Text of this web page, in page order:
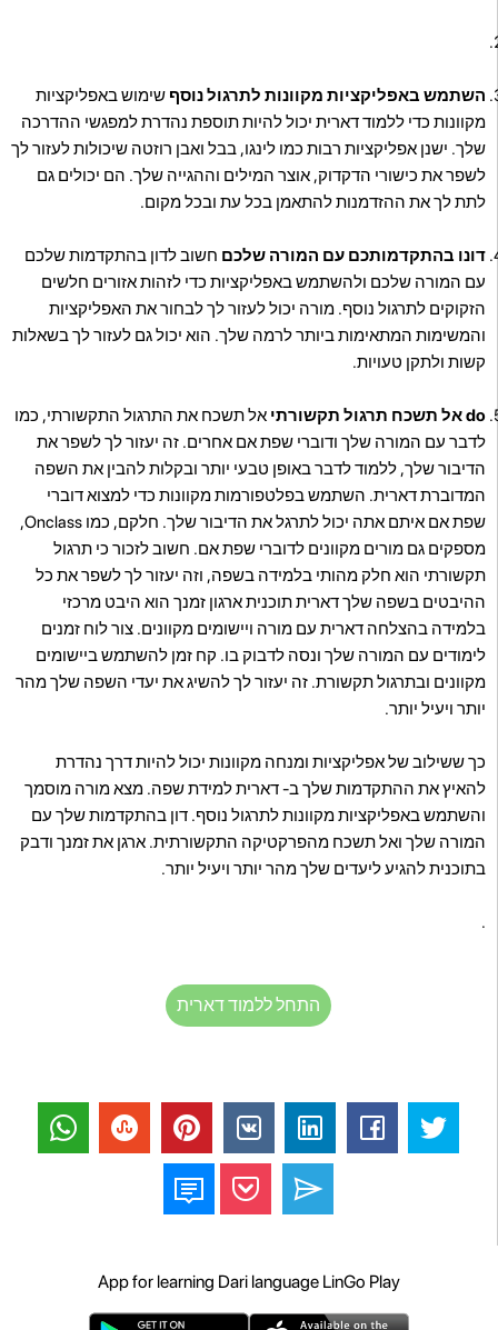
השתמש באפליקציות מקוונות לתרגול נוסף שימוש באפליקציות
מקוונות כדי ללמוד דארית יכול להיות תוספת נהדרת למפגשי ההדרכה
שלך. ישנן אפליקציות רבות כמו לינגו, בבל ואבן רוזטה שיכולות לעזור לך
לשפר את כישורי הדקדוק, אוצר המילים וההגייה שלך. הם יכולים גם
לתת לך את ההזדמנות להתאמן בכל עת ובכל מקום.
דונו בהתקדמותכם עם המורה שלכם חשוב לדון בהתקדמות שלכם
עם המורה שלכם ולהשתמש באפליקציות כדי לזהות אזורים חלשים
הזקוקים לתרגול נוסף. מורה יכול לעזור לך לבחור את האפליקציות
והמשימות המתאימות ביותר לרמה שלך. הוא יכול גם לעזור לך בשאלות
קשות ולתקן טעויות.
do אל תשכח תרגול תקשורתי
אל תשכח את התרגול התקשורתי, כמו
לדבר עם המורה שלך ודוברי שפת אם אחרים. זה יעזור לך לשפר את
הדיבור שלך, ללמוד לדבר באופן טבעי יותר ובקלות להבין את השפה
המדוברת דארית. השתמש בפלטפורמות מקוונות כדי למצוא דוברי
שפת אם איתם אתה יכול לתרגל את הדיבור שלך. חלקם, כמו Onclass,
מספקים גם מורים מקוונים לדוברי שפת אם. חשוב לזכור כי תרגול
תקשורתי הוא חלק מהותי בלמידה בשפה, וזה יעזור לך לשפר את כל
ההיבטים בשפה שלך דארית תוכנית ארגון זמנך הוא היבט מרכזי
בלמידה בהצלחה דארית עם מורה ויישומים מקוונים. צור לוח זמנים
לימודים עם המורה שלך ונסה לדבוק בו. קח זמן להשתמש ביישומים
מקוונים ובתרגול תקשורת. זה יעזור לך להשיג את יעדי השפה שלך מהר
יותר ויעיל יותר.
כך ששילוב של אפליקציות ומנחה מקוונות יכול להיות דרך נהדרת
להאיץ את ההתקדמות שלך ב- דארית למידת שפה. מצא מורה מוסמך
והשתמש באפליקציות מקוונות לתרגול נוסף. דון בהתקדמות שלך עם
המורה שלך ואל תשכח מהפרקטיקה התקשורתית. ארגן את זמנך ודבק
בתוכנית להגיע ליעדים שלך מהר יותר ויעיל יותר.
.
התחל ללמוד דארית
App for learning Dari language LinGo Play